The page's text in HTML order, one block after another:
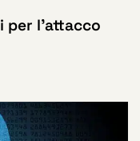
per l'attacco